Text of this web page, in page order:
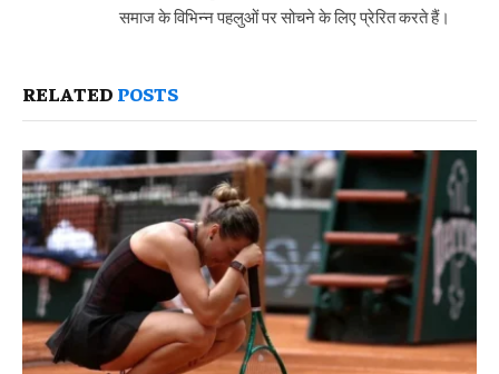
समाज के विभिन्न पहलुओं पर सोचने के लिए प्रेरित करते हैं।
RELATED POSTS